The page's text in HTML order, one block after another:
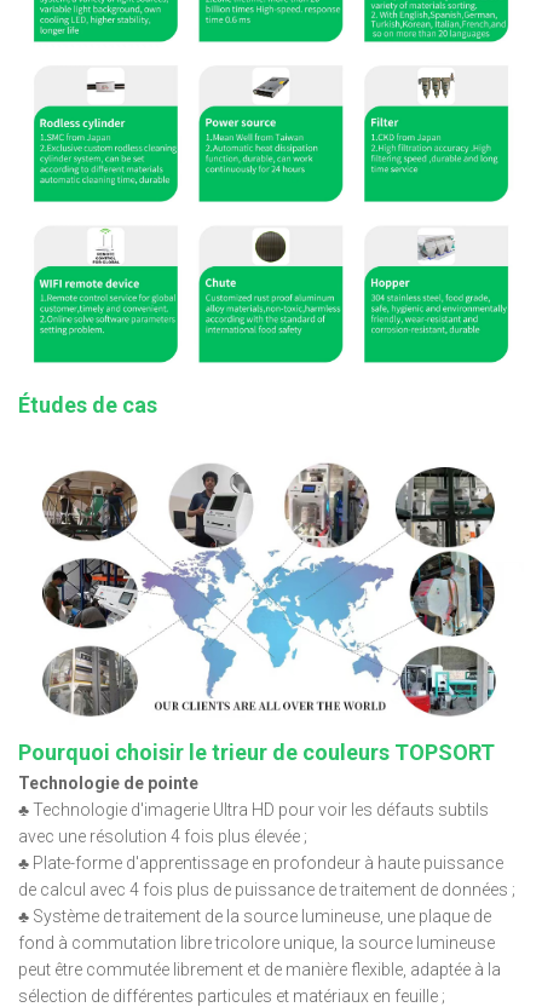
Études de cas
Pourquoi choisir le trieur de couleurs TOPSORT
Technologie de pointe
♣ Technologie d'imagerie Ultra HD pour voir les défauts subtils
avec une résolution 4 fois plus élevée ;
♣ Plate-forme d'apprentissage en profondeur à haute puissance
de calcul avec 4 fois plus de puissance de traitement de données ;
♣ Système de traitement de la source lumineuse, une plaque de
fond à commutation libre tricolore unique, la source lumineuse
peut être commutée librement et de manière flexible, adaptée à la
sélection de différentes particules et matériaux en feuille ;